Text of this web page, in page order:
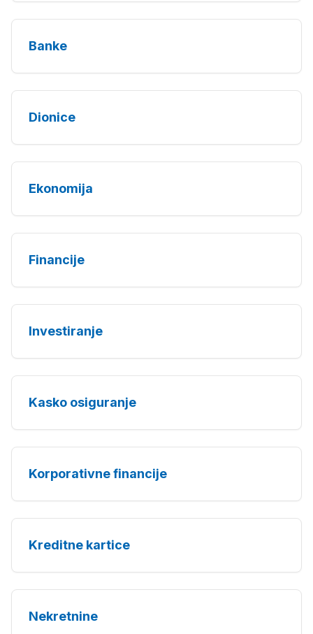
Banke
Dionice
Ekonomija
Financije
Investiranje
Kasko osiguranje
Korporativne financije
Kreditne kartice
Nekretnine